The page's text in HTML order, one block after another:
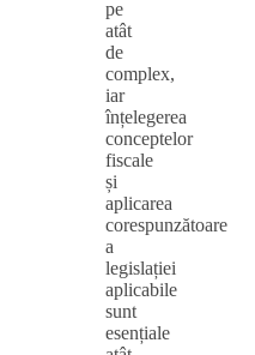
pe
atât
de
complex,
iar
înțelegerea
conceptelor
fiscale
și
aplicarea
corespunzătoare
a
legislației
aplicabile
sunt
esențiale